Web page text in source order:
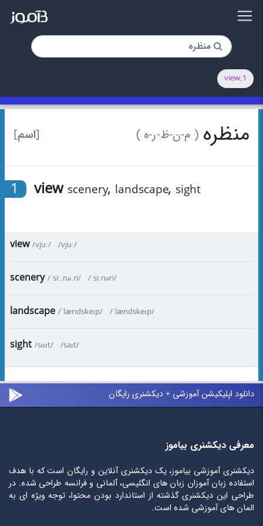
1.view
[اسم] منظره ( م-ن-ظ-ر-ه )
1 view scenery
, landscape
, sight
view /vjuː/ /vjuː/
scenery /ˈsiː.nə.ri/ /ˈsiːnəri/
landscape /ˈlændskeɪp/ /ˈlændskeɪp/
sight /sɑɪt/ /saɪt/
دانلود اپلیکیشن آموزشی + دیکشنری رایگان
معرفی دیکشنری بیاموز
دیکشنری آموزشی بیاموز، یک دیکشنری آنلاین و رایگان است که با هدف
استفاده زبان آموزان زبان های انگلیسی، آلمانی و فرانسه طراحی شده. در
طراحی این دیکشنری گذشته از استاندارد بودن محتوا، توجه ویژه ای به
المان های آموزشی شده است.